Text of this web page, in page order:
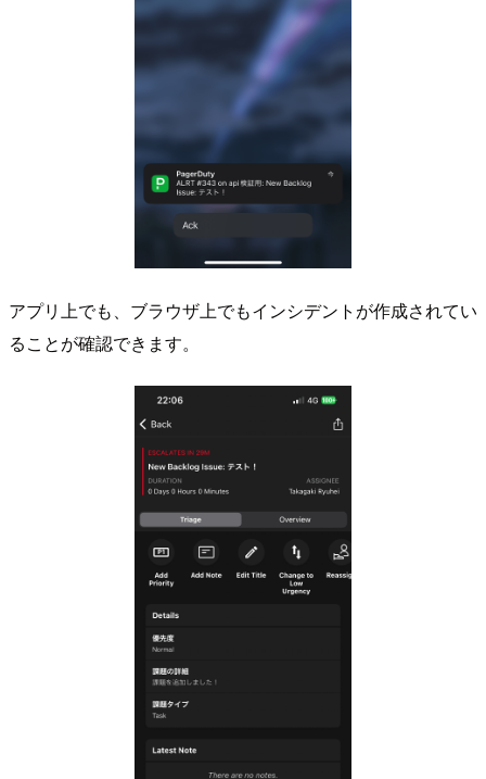
アプリ上でも、ブラウザ上でもインシデントが作成されてい
ることが確認できます。